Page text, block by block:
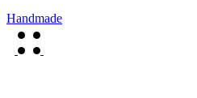
Handmade